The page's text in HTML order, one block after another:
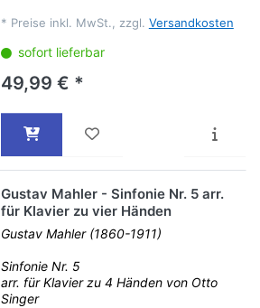
* Preise inkl. MwSt., zzgl. Versandkosten
sofort lieferbar
49,99 € *
Gustav Mahler - Sinfonie Nr. 5 arr.
für Klavier zu vier Händen
Gustav Mahler (1860-1911)
Sinfonie Nr. 5
arr. für Klavier zu 4 Händen von Otto
Singer